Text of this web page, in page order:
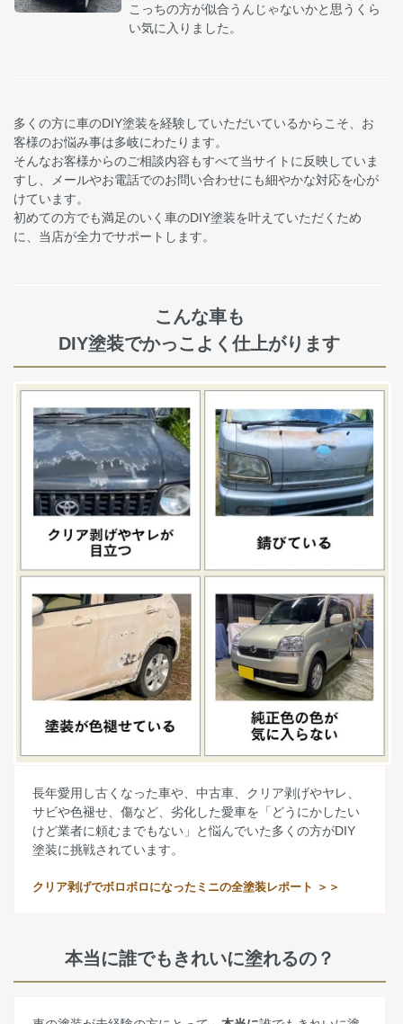
こっちの方が似合うんじゃないかと思うくら
い気に入りました。
多くの方に車のDIY塗装を経験していただいているからこそ、お
客様のお悩み事は多岐にわたります。
そんなお客様からのご相談内容もすべて当サイトに反映していま
すし、メールやお電話でのお問い合わせにも細やかな対応を心が
けています。
初めての方でも満足のいく車のDIY塗装を叶えていただくため
に、当店が全力でサポートします。
こんな車も
DIY塗装でかっこよく仕上がります
長年愛用し古くなった車や、中古車、クリア剥げやヤレ、
サビや色褪せ、傷など、劣化した愛車を「どうにかしたい
けど業者に頼むまでもない」と悩んでいた多くの方がDIY
塗装に挑戦されています。
クリア剥げでボロボロになったミニの全塗装レポート ＞＞
本当に誰でもきれいに塗れるの？